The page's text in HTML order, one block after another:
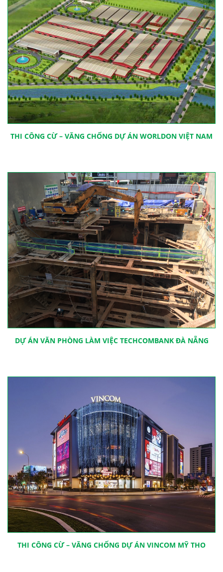
THI CÔNG CỪ – VĂNG CHỐNG DỰ ÁN WORLDON VIỆT NAM
DỰ ÁN VĂN PHÒNG LÀM VIỆC TECHCOMBANK ĐÀ NẴNG
THI CÔNG CỪ – VĂNG CHỐNG DỰ ÁN VINCOM MỸ THO